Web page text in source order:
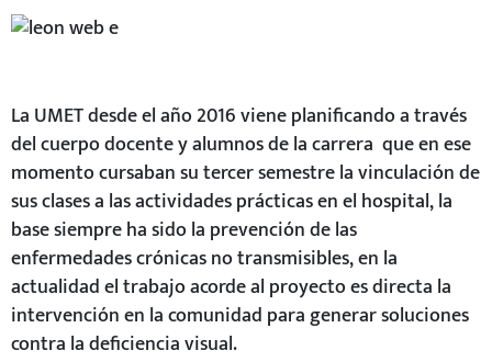
La UMET desde el año 2016 viene planificando a través
del cuerpo docente y alumnos de la carrera que en ese
momento cursaban su tercer semestre la vinculación de
sus clases a las actividades prácticas en el hospital, la
base siempre ha sido la prevención de las
enfermedades crónicas no transmisibles, en la
actualidad el trabajo acorde al proyecto es directa la
intervención en la comunidad para generar soluciones
contra la deficiencia visual.